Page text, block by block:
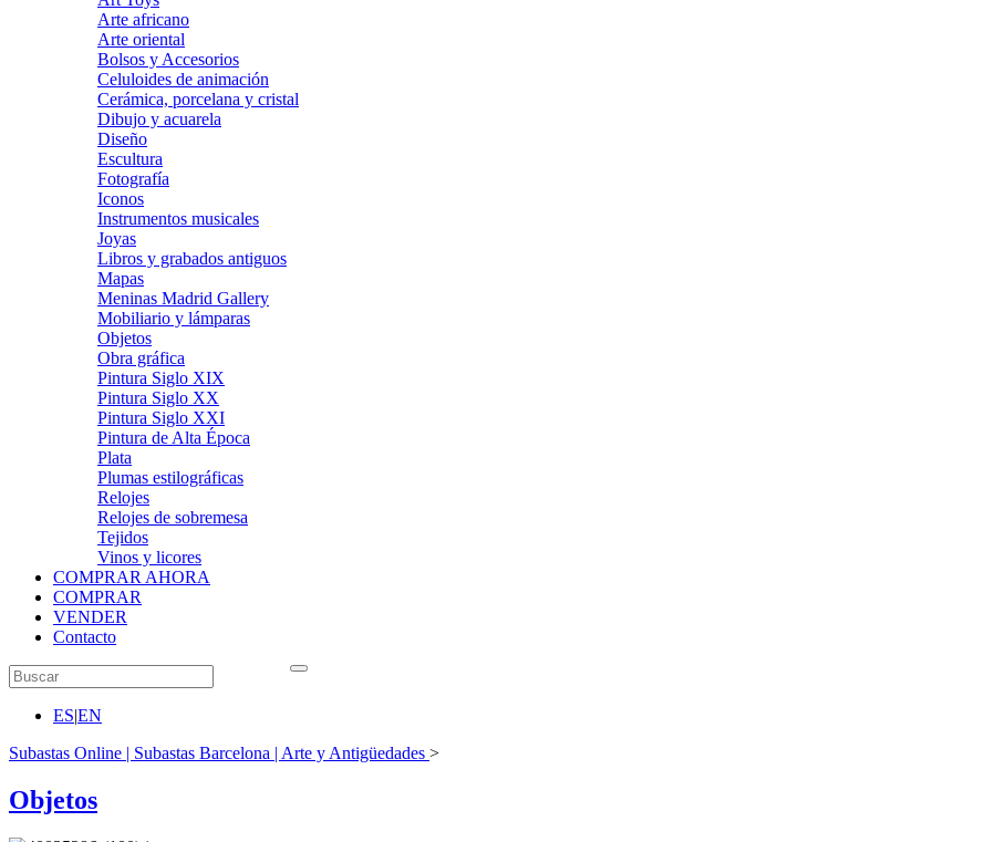
Arte africano
Arte oriental
Bolsos y Accesorios
Celuloides de animación
Cerámica, porcelana y cristal
Dibujo y acuarela
Diseño
Escultura
Fotografía
Iconos
Instrumentos musicales
Joyas
Libros y grabados antiguos
Mapas
Meninas Madrid Gallery
Mobiliario y lámparas
Objetos
Obra gráfica
Pintura Siglo XIX
Pintura Siglo XX
Pintura Siglo XXI
Pintura de Alta Época
Plata
Plumas estilográficas
Relojes
Relojes de sobremesa
Tejidos
Vinos y licores
COMPRAR AHORA
COMPRAR
VENDER
Contacto
ES|EN
Subastas Online | Subastas Barcelona | Arte y Antigüedades >
Objetos